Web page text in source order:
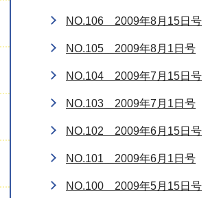
NO.106 2009年8月15日号
NO.105 2009年8月1日号
NO.104 2009年7月15日号
NO.103 2009年7月1日号
NO.102 2009年6月15日号
NO.101 2009年6月1日号
NO.100 2009年5月15日号